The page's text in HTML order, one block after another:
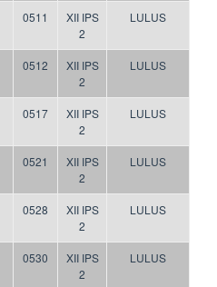
0511
XII IPS
2
LULUS
0512
XII IPS
2
LULUS
0517
XII IPS
2
LULUS
0521
XII IPS
2
LULUS
0528
XII IPS
2
LULUS
0530
XII IPS
2
LULUS